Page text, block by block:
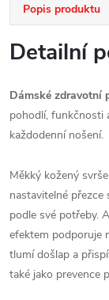
Popis produktu
Detailní
Dámské zdravotní
pohodlí, funkčnosti
každodenní nošení.
Měkký kožený
nastavitelné
podle své potřeby.
efektem podporuje
tlumí došlap a
také jako prevence